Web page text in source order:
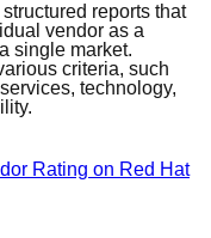
reports that
vendor as a
single market.
criteria, such
technology,
Rating on Red Hat